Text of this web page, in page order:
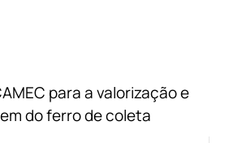
para a valorização e
do ferro de coleta